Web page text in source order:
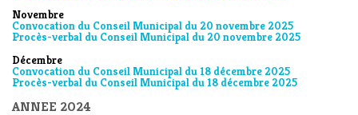
Novembre
Convocation du Conseil Municipal du 20 novembre 2025
Procès-verbal du Conseil Municipal du 20 novembre 2025
Décembre
Convocation du Conseil Municipal du 18 décembre 2025
Procès-verbal du Conseil Municipal du 18 décembre 2025
ANNEE 2024